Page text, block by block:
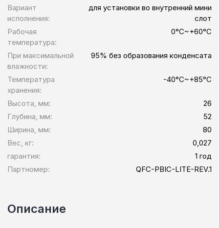
Вариант
исполнения:
для установки во внутренний мини
слот
Рабочая
температура:
0°C~+60°C
При максимальной
влажности:
95% без образования конденсата
Температура
хранения:
-40°C~+85°C
Высота, мм:
26
Глубина, мм:
52
Ширина, мм:
80
Вес, кг:
0,027
гарантия:
1 год
Партномер:
QFC-PBIC-LITE-REV.1
Описание